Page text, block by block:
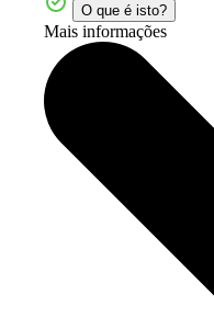
O que é isto?
Mais informações